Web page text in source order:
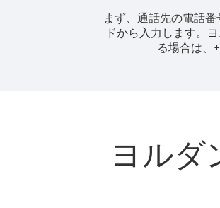
まず、通話先の電話
ドから入力します。
る場合は、 +
ヨルダ